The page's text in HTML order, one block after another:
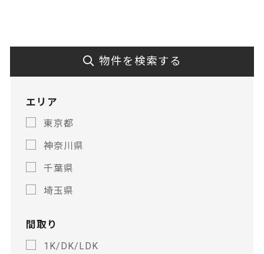
物件を検索する
エリア
東京都
神奈川県
千葉県
埼玉県
間取り
1K/DK/LDK